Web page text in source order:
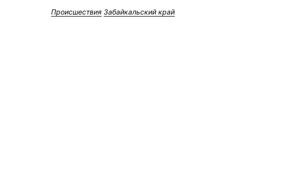
Происшествия Забайкальский край